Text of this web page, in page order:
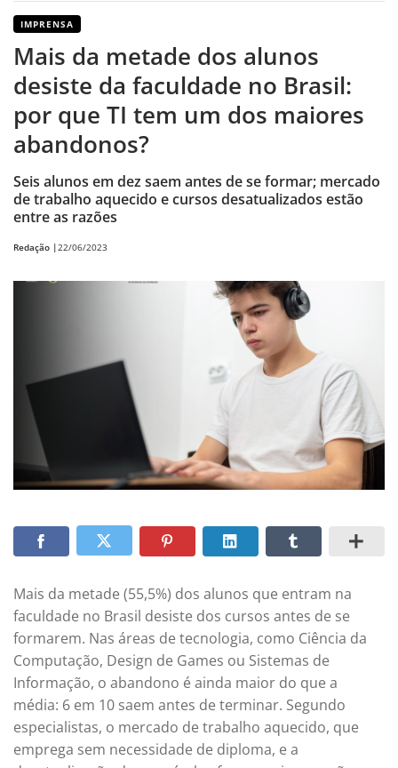
IMPRENSA
Mais da metade dos alunos
desiste da faculdade no Brasil:
por que TI tem um dos maiores
abandonos?
Seis alunos em dez saem antes de se formar; mercado
de trabalho aquecido e cursos desatualizados estão
entre as razões
Redação |22/06/2023
Mais da metade (55,5%) dos alunos que entram na
faculdade no Brasil desiste dos cursos antes de se
formarem. Nas áreas de tecnologia, como Ciência da
Computação, Design de Games ou Sistemas de
Informação, o abandono é ainda maior do que a
média: 6 em 10 saem antes de terminar. Segundo
especialistas, o mercado de trabalho aquecido, que
emprega sem necessidade de diploma, e a